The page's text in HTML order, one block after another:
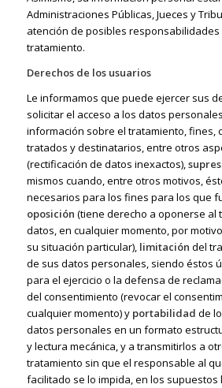
Administraciones Públicas, Jueces y
atención de posibles responsabilidades
tratamiento.
Derechos de los usuarios
Le informamos que puede ejercer sus
solicitar el acceso a los datos
información sobre el tratamiento, fines,
tratados y destinatarios, entre otros
(rectificación de datos inexactos),
mismos cuando, entre otros motivos,
necesarios para los fines para los que
oposición (tiene derecho a oponerse al
datos, en cualquier momento, por
su situación particular), limitación del
de sus datos personales, siendo éstos
para el ejercicio o la defensa de
del consentimiento (revocar el
cualquier momento) y portabilidad de
datos personales en un formato
y lectura mecánica, y a transmitirlos a
tratamiento sin que el responsable al
facilitado se lo impida, en los supuestos